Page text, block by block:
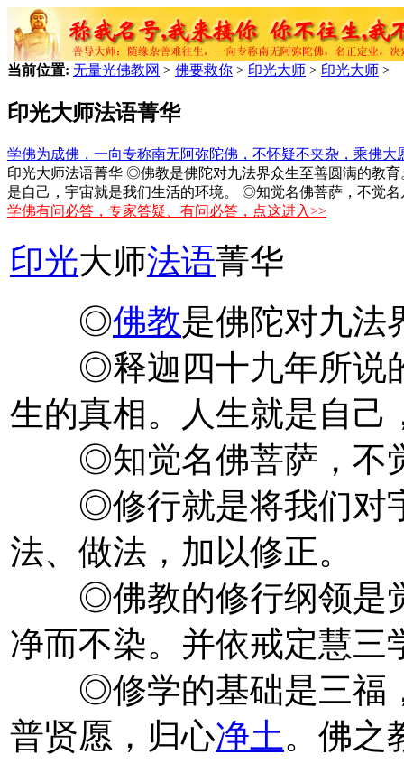
当前位置: 无量光佛教网 > 佛要救你 > 印光大师 > 印光大师 >
印光大师法语菁华
学佛为成佛，一向专称南无阿弥陀佛，不怀疑不夹杂，乘佛大
印光大师法语菁华 ◎佛教是佛陀对九法界众生至善圆满的教
是自己，宇宙就是我们生活的环境。 ◎知觉名佛菩萨，不觉名
学佛有问必答，专家答疑、有问必答，点这进入>>
印光大师法语菁华
◎佛教是佛陀对九法
◎释迦四十九年所说的
生的真相。人生就是自己
◎知觉名佛菩萨，不
◎修行就是将我们对宇
法、做法，加以修正。
◎佛教的修行纲领是觉
净而不染。并依戒定慧三
◎修学的基础是三福，
普贤愿，归心净土 。佛之